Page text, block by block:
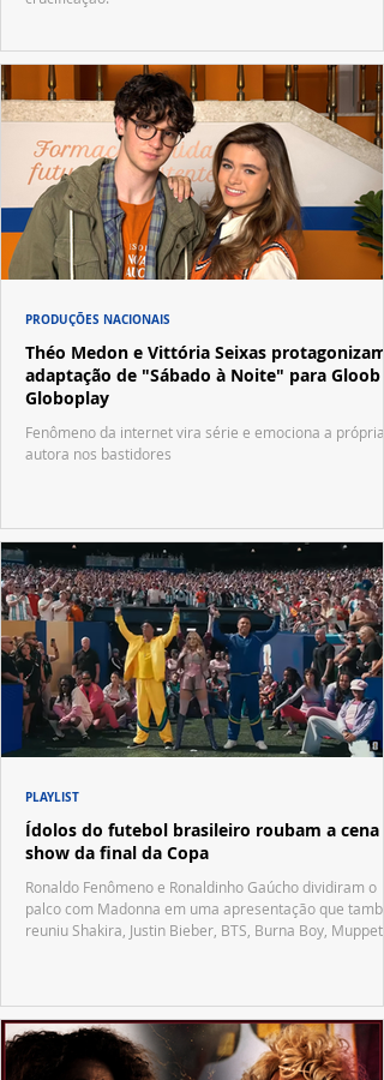
Théo Medon e Vittória Seixas protagonizam
adaptação de "Sábado à Noite" para Gloob e
Globoplay
Fenômeno da internet vira série e emociona a própria
autora nos bastidores
PRODUÇÕES NACIONAIS
Ídolos do futebol brasileiro roubam a cena
show da final da Copa
Ronaldo Fenômeno e Ronaldinho Gaúcho dividiram o
palco com Madonna em uma apresentação que
reuniu Shakira, Justin Bieber, BTS, Burna Boy, Muppets,
PLAYLIST